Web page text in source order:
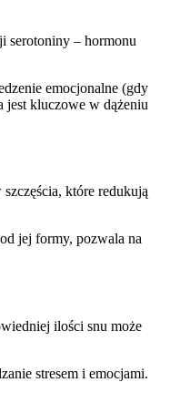
serotoniny – hormonu
emocjonalne (gdy
jest kluczowe w dążeniu
które redukują
jej formy, pozwala na
ilości snu może
stresem i emocjami.